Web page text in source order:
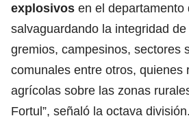
explosivos en el departamento
salvaguardando la integridad
gremios, campesinos, sectores
comunales entre otros, quienes
agrícolas sobre las zonas
Fortul”, señaló la octava división.